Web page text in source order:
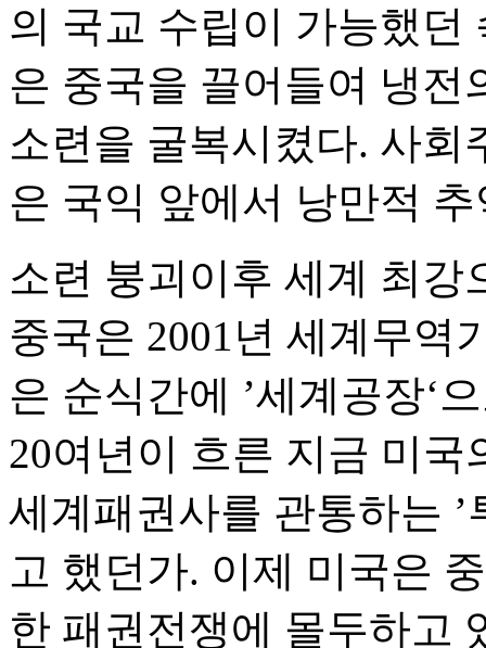
의 국교 수립이 가능했던
은 중국을 끌어들여 냉전
소련을 굴복시켰다. 사
은 국익 앞에서 낭만적
소련 붕괴이후 세계 최강
중국은 2001년 세계무역
은 순식간에 ’세계공장‘
20여년이 흐른 지금 미
세계패권사를 관통하는
고 했던가. 이제 미국은
한 패권전쟁에 몰두하고